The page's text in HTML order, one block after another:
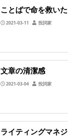
ことばで命を救い
2021-03-11 投詞家
文章の清潔感
2021-03-04 投詞家
ライティングマネ